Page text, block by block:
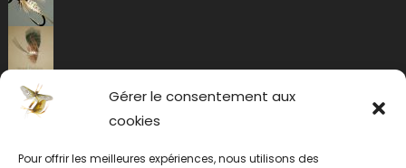
Gérer le consentement aux
cookies
Pour offrir les meilleures expériences, nous utilisons des